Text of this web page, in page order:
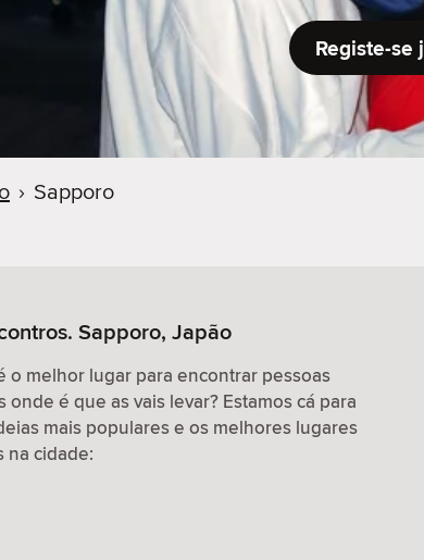
Registe-se
› Sapporo
Sapporo, Japão
o melhor lugar para encontrar pessoas
onde é que as vais levar? Estamos cá para
mais populares e os melhores lugares
na cidade: